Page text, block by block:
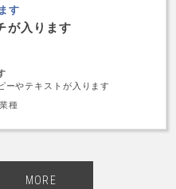
す
が入ります
ーやテキストが入ります
業種
MORE